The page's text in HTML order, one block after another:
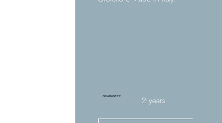
GUARANTEE 2 years